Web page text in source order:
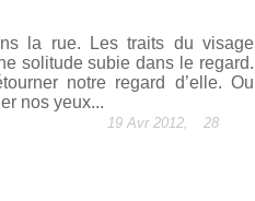
la rue. Les traits du visage
solitude subie dans le regard.
notre regard d’elle. Ou
nos yeux...
19 Avr 2012, 28